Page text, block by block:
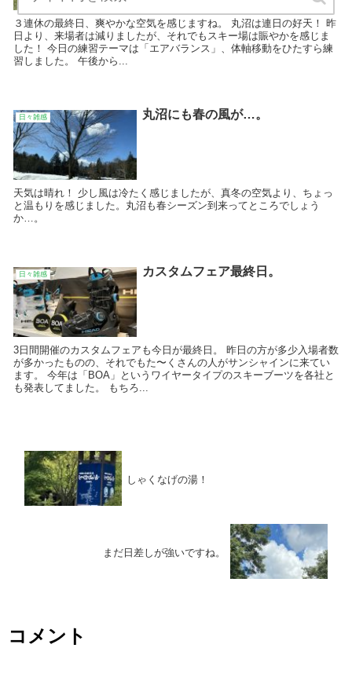
３連休の最終日、爽やかな空気を感じますね。 丸沼は連日の好天！ 昨
日より、来場者は減りましたが、それでもスキー場は賑やかを感じま
した！ 今日の練習テーマは「エアバランス」、体軸移動をひたすら練
習しました。 午後から...
日々雑感 丸沼にも春の風が…。
天気は晴れ！ 少し風は冷たく感じましたが、真冬の空気より、ちょっ
と温もりを感じました。丸沼も春シーズン到来ってところでしょう
か…。
日々雑感 カスタムフェア最終日。
3日間開催のカスタムフェアも今日が最終日。 昨日の方が多少入場者数
が多かったものの、それでもた〜くさんの人がサンシャインに来てい
ます。 今年は「BOA」というワイヤータイプのスキーブーツを各社と
も発表してました。 もちろ...
しゃくなげの湯！
まだ日差しが強いですね。
コメント